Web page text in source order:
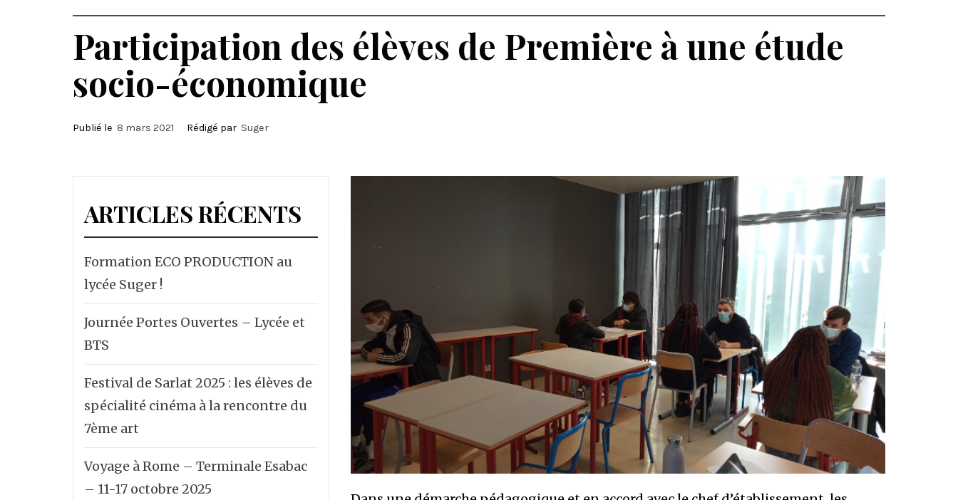
Participation des élèves de Première à une étude
socio-économique
Publié le 8 mars 2021 Rédigé par Suger
ARTICLES RÉCENTS
Formation ECO PRODUCTION au
lycée Suger !
Journée Portes Ouvertes – Lycée et
BTS
Festival de Sarlat 2025 : les élèves de
spécialité cinéma à la rencontre du
7ème art
Voyage à Rome – Terminale Esabac
– 11-17 octobre 2025